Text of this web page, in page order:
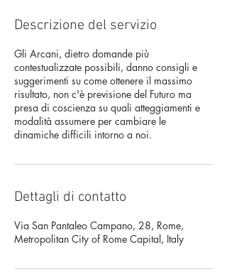
i
Descrizione del servizio
Gli Arcani, dietro domande più
contestualizzate possibili, danno consigli e
suggerimenti su come ottenere il massimo
risultato, non c'è previsione del Futuro ma
presa di coscienza su quali atteggiamenti e
modalità assumere per cambiare le
dinamiche difficili intorno a noi.
Dettagli di contatto
Via San Pantaleo Campano, 28, Rome,
Metropolitan City of Rome Capital, Italy